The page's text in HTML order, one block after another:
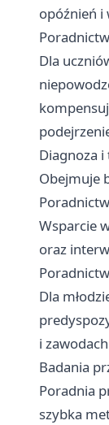
opóźnień i
Dla
Diagnoza
Obejmuje
Wsparcie
oraz
Dla
i
Badania
Poradnia
szybka